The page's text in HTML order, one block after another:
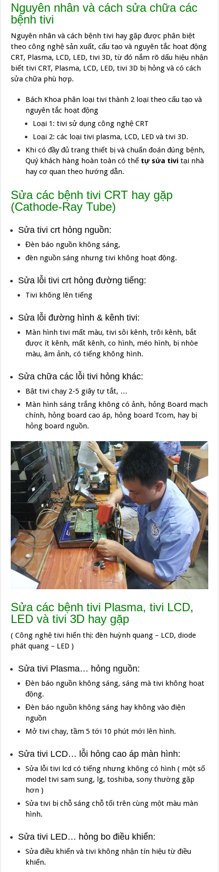
Nguyên nhân và cách sửa chữa các
bệnh tivi
Nguyên nhân và cách bệnh tivi hay gặp được phân biệt
theo công nghệ sản xuất, cấu tạo và nguyên tắc hoạt động
CRT, Plasma, LCD, LED, tivi 3D, từ đó nắm rõ dấu hiệu nhận
biết tivi CRT, Plasma, LCD, LED, tivi 3D bị hỏng và có cách
sửa chữa phù hợp.
Bách Khoa phân loại tivi thành 2 loại theo cấu tạo và
nguyên tắc hoạt động
Loại 1: tivi sử dụng công nghệ CRT
Loại 2: các loại tivi plasma, LCD, LED và tivi 3D.
Khi có đầy đủ trang thiết bị và chuẩn đoán đúng bệnh,
Quý khách hàng hoàn toàn có thể tự sửa tivi tại nhà
hay cơ quan theo hướng dẫn.
Sửa các bệnh tivi CRT hay gặp
(Cathode-Ray Tube)
Sửa tivi crt hỏng nguồn:
Đèn báo nguồn không sáng,
đèn nguồn sáng nhưng tivi không hoạt động.
Sửa lỗi tivi crt hỏng đường tiếng:
Tivi không lên tiếng
Sửa lỗi đường hình & kênh tivi:
Màn hình tivi mất màu, tivi sôi kênh, trôi kênh, bắt
được ít kênh, mất kênh, co hình, méo hình, bị nhòe
màu, âm ảnh, có tiếng không hình.
Sửa chữa các lỗi tivi hỏng khác:
Bật tivi chạy 2-5 giây tự tắt, …
Màn hình sáng trắng không có ảnh, hỏng Board mạch
chính, hỏng board cao áp, hỏng board Tcom, hay bị
hỏng board nguồn.
Sửa các bệnh tivi Plasma, tivi LCD,
LED và tivi 3D hay gặp
( Công nghệ tivi hiển thị: đèn huỳnh quang – LCD, diode
phát quang – LED )
Sửa tivi Plasma… hỏng nguồn:
Đèn báo nguồn không sáng, sáng mà tivi không hoạt
động.
Đèn báo nguồn không sáng hay không vào điện
nguồn
Mở tivi chạy, tầm 5 tới 10 phút mới lên hình.
Sửa tivi LCD… lỗi hỏng cao áp màn hình:
Sửa lỗi tivi lcd có tiếng nhưng không có hình ( một số
model tivi sam sung, lg, toshiba, sony thường gặp
hơn )
Sửa tivi bị chỗ sáng chỗ tối trên cùng một màu màn
hình.
Sửa tivi LED… hỏng bo điều khiển:
Sửa điều khiển và tivi không nhận tín hiệu từ điều
khiển.